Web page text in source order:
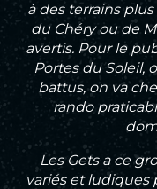
à des terrains
du Chéry ou de
avertis. Pour le
Portes du Soleil,
battus, on va
rando
Les Gets a ce
variés et ludiques